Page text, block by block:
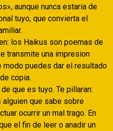
aunque nunca estaria de
tuyo, que convierta el
los Haikus son poemas de
transmite una impresion
modo puedes dar el resultado
copia.
que es tuyo. Te pillaran:
que sabe sobre
ocurrir un mal trago. En
el fin de leer o anadir un